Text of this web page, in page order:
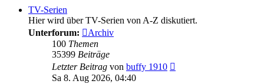
TV-Serien
Hier wird über TV-Serien von A-Z diskutiert.
Unterforum:
Archiv
100 Themen
35399 Beiträge
Letzter Beitrag von buffy 1910
Sa 8. Aug 2026, 04:40